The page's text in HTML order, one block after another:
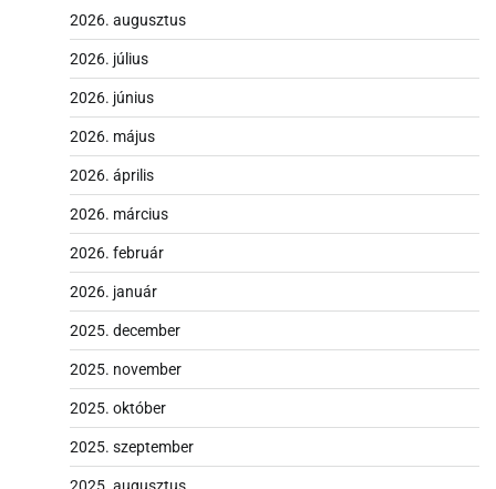
2026. augusztus
2026. július
2026. június
2026. május
2026. április
2026. március
2026. február
2026. január
2025. december
2025. november
2025. október
2025. szeptember